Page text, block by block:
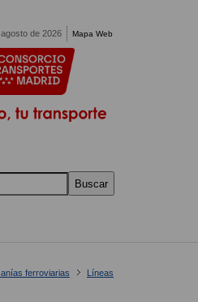
de 2026 Mapa Web
Buscar
ferroviarias
Líneas